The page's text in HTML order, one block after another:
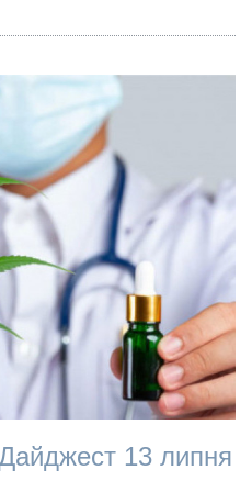
13 липня